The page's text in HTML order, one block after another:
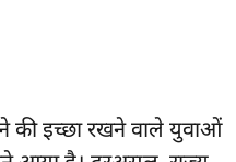
की इच्छा रखने वाले युवाओं